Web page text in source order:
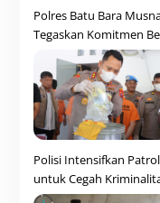
Polres Batu Bara
Tegaskan Komitmen
Polisi Intensifkan
untuk Cegah